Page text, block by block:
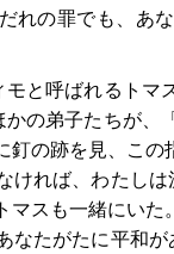
れの罪でも、あ
と呼ばれるトマ
かの弟子たちが、
釘の跡を見、こ
ければ、わたし
マスも一緒にい
なたがたに平和